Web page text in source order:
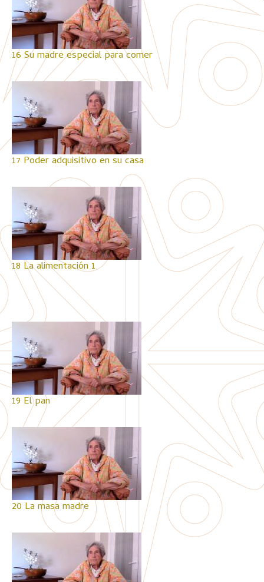
16 Su madre especial para comer
17 Poder adquisitivo en su casa
18 La alimentación 1
19 El pan
20 La masa madre